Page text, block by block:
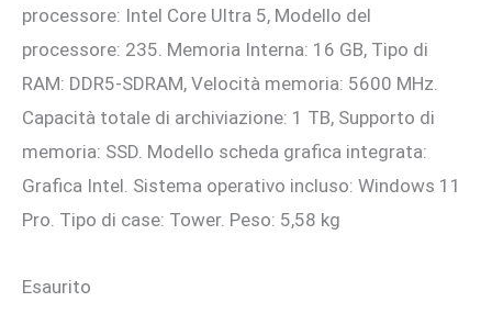
era:
1.732,87 €.
è:
1.580,00 €.
processore: Intel Core Ultra 5, Modello del
processore: 235. Memoria Interna: 16 GB, Tipo di
RAM: DDR5-SDRAM, Velocità memoria: 5600 MHz.
Capacità totale di archiviazione: 1 TB, Supporto di
memoria: SSD. Modello scheda grafica integrata:
Grafica Intel. Sistema operativo incluso: Windows 11
Pro. Tipo di case: Tower. Peso: 5,58 kg
Esaurito